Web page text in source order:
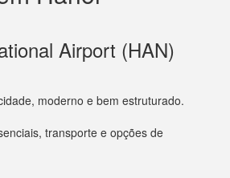
Airport (HAN)
moderno e bem estruturado.
transporte e opções de